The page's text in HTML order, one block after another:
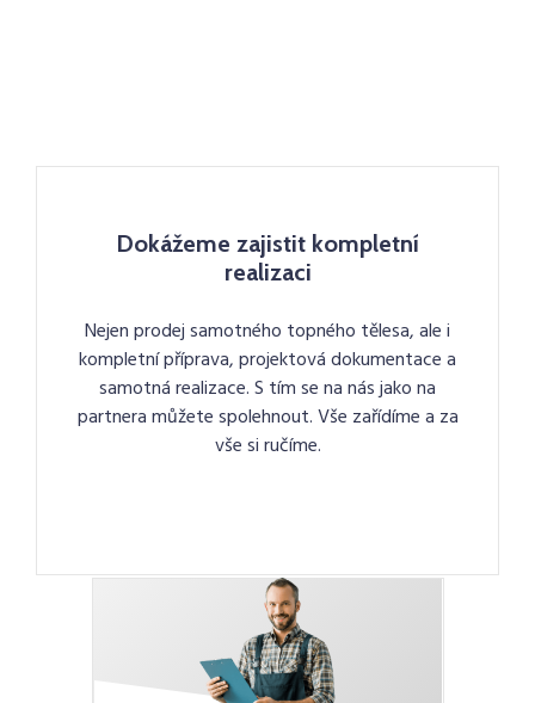
Dokážeme zajistit kompletní
realizaci
Nejen prodej samotného topného tělesa, ale i
kompletní příprava, projektová dokumentace a
samotná realizace. S tím se na nás jako na
partnera můžete spolehnout. Vše zařídíme a za
vše si ručíme.